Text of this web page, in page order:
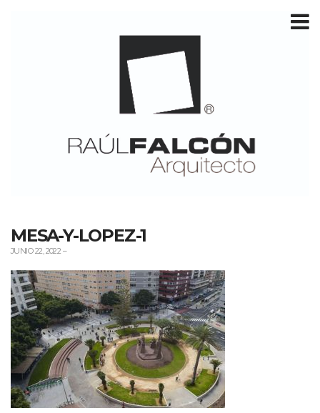
MESA-Y-LOPEZ-1
JUNIO 22, 2022–